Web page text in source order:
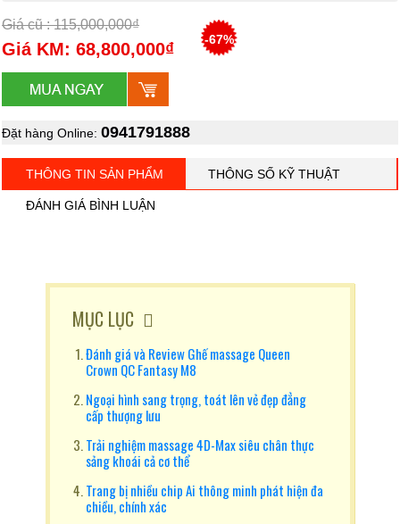
Giá cũ : 115,000,000₫
Giá KM: 68,800,000₫ -67%
Đặt hàng Online: 0941791888
THÔNG TIN SẢN PHẨM THÔNG SỐ KỸ THUẬT
ĐÁNH GIÁ BÌNH LUẬN
MỤC LỤC
Đánh giá và Review Ghế massage Queen
Crown QC Fantasy M8
Ngoại hình sang trọng, toát lên vẻ đẹp đẳng
cấp thượng lưu
Trải nghiệm massage 4D-Max siêu chân thực
sảng khoái cả cơ thể
Trang bị nhiều chip Ai thông minh phát hiện đa
chiều, chính xác